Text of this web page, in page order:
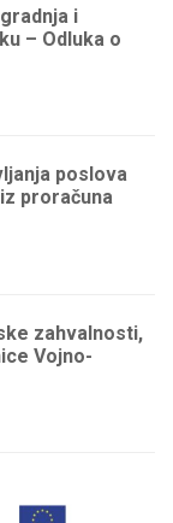
i
– Odluka o
poslova
proračuna
zahvalnosti,
Vojno-